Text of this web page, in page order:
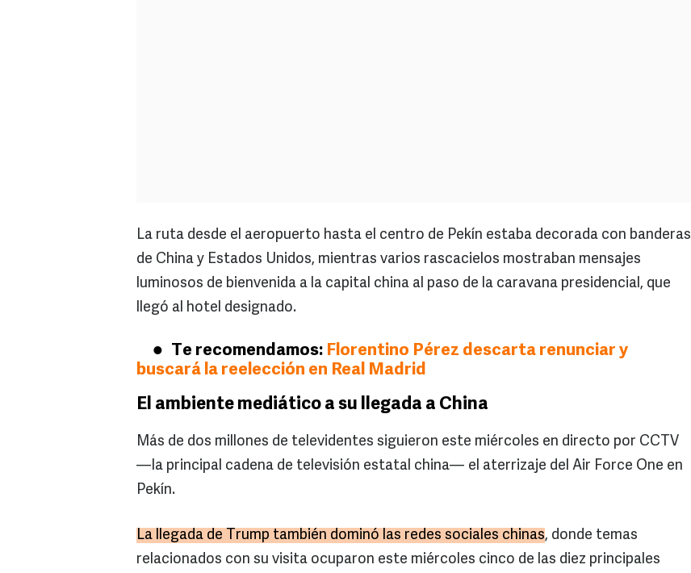
La ruta desde el aeropuerto hasta el centro de Pekín estaba decorada con banderas
de China y Estados Unidos, mientras varios rascacielos mostraban mensajes
luminosos de bienvenida a la capital china al paso de la caravana presidencial, que
llegó al hotel designado.
Te recomendamos: Florentino Pérez descarta renunciar y
buscará la reelección en Real Madrid
El ambiente mediático a su llegada a China
Más de dos millones de televidentes siguieron este miércoles en directo por CCTV
—la principal cadena de televisión estatal china— el aterrizaje del Air Force One en
Pekín.
La llegada de Trump también dominó las redes sociales chinas, donde temas
relacionados con su visita ocuparon este miércoles cinco de las diez principales